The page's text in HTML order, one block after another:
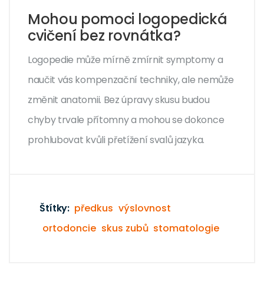
Mohou pomoci logopedická
cvičení bez rovnátka?
Logopedie může mírně zmírnit symptomy a
naučit vás kompenzační techniky, ale nemůže
změnit anatomii. Bez úpravy skusu budou
chyby trvale přítomny a mohou se dokonce
prohlubovat kvůli přetížení svalů jazyka.
Štítky: předkus výslovnost
ortodoncie skus zubů stomatologie